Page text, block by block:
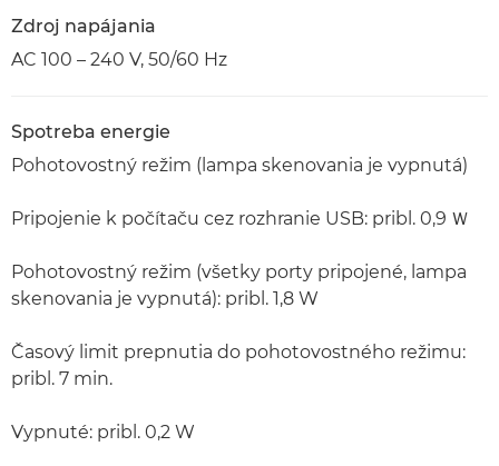
Zdroj napájania
AC 100 – 240 V, 50/60 Hz
Spotreba energie
Pohotovostný režim (lampa skenovania je vypnutá)
Pripojenie k počítaču cez rozhranie USB: pribl. 0,9 Ｗ
Pohotovostný režim (všetky porty pripojené, lampa
skenovania je vypnutá): pribl. 1,8 W
Časový limit prepnutia do pohotovostného režimu:
pribl. 7 min.
Vypnuté: pribl. 0,2 W